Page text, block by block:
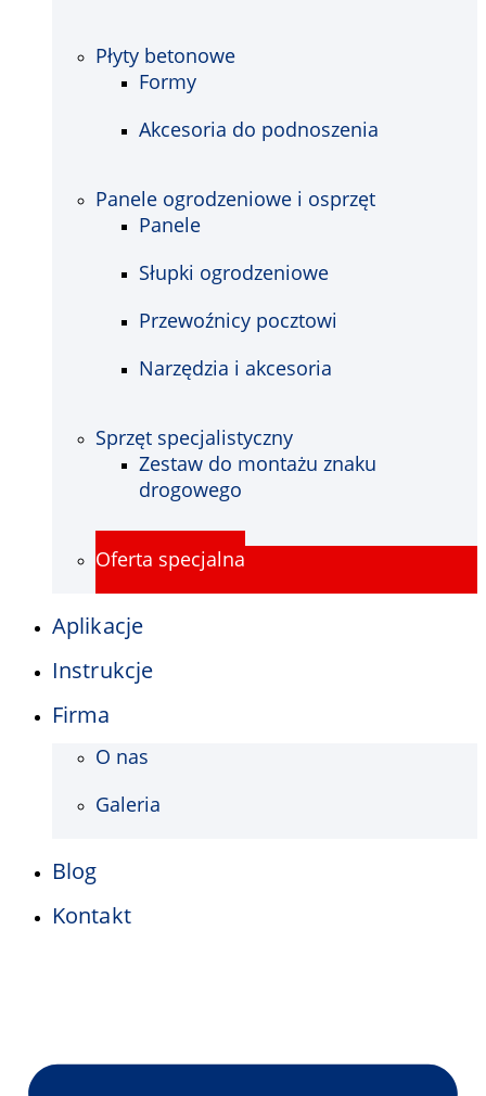
Płyty betonowe
Formy
Akcesoria do podnoszenia
Panele ogrodzeniowe i osprzęt
Panele
Słupki ogrodzeniowe
Przewoźnicy pocztowi
Narzędzia i akcesoria
Sprzęt specjalistyczny
Zestaw do montażu znaku
drogowego
Oferta specjalna
Aplikacje
Instrukcje
Firma
O nas
Galeria
Blog
Kontakt